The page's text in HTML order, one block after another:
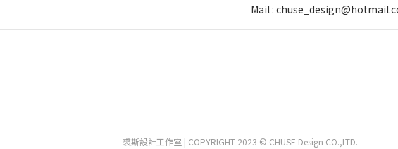
Mail :
裘斯設計工作室 | COPYRIGHT 2023 © CHUSE Design CO.,LTD.